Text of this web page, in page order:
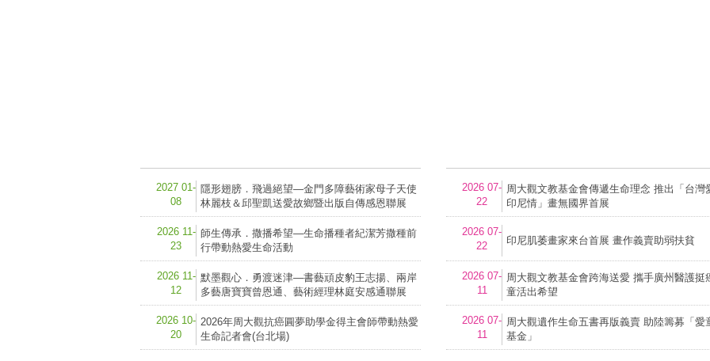
2027 01-
08
隱形翅膀．飛過絕望—金門多障藝術家母子天使
林麗枝＆邱聖凱送愛故鄉暨出版自傳感恩聯展
2026 11-
23
師生傳承．撒播希望—生命播種者紀潔芳撒種前
行帶動熱愛生命活動
2026 11-
12
默墨觀心．勇渡迷津—書藝頑皮豹王志揚、兩岸
多藝唐寶寶曾恩通、藝術經理林庭安感通聯展
2026 10-
20
2026年周大觀抗癌圓夢助學金得主會師帶動熱愛
生命記者會(台北場)
2026 07-
22
周大觀文教基金會傳遞生命理念 推出「台灣
印尼情」畫無國界首展
2026 07-
22
印尼肌萎畫家來台首展 畫作義賣助弱扶貧
2026 07-
11
周大觀文教基金會跨海送愛 攜手廣州醫護挺
童活出希望
2026 07-
11
周大觀遺作生命五書再版義賣 助陸籌募「愛
基金」